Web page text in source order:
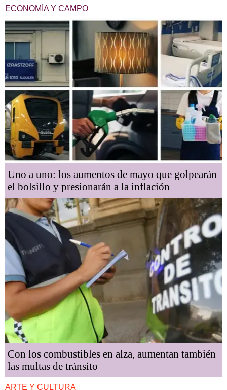
ECONOMÍA Y CAMPO
Uno a uno: los aumentos de mayo que golpearán
el bolsillo y presionarán a la inflación
Con los combustibles en alza, aumentan también
las multas de tránsito
ARTE Y CULTURA